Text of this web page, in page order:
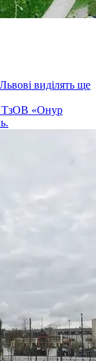
виділять ще
ТзОВ «Онур